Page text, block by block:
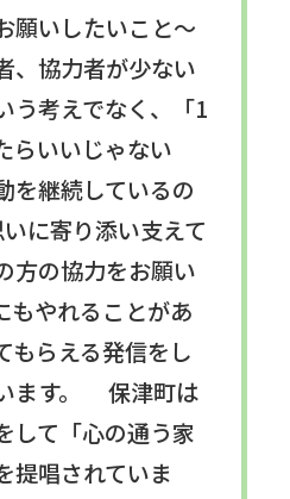
願いしたいこと～
、協力者が少ない
う考えでなく、「1
らいいじゃない
を継続しているの
に寄り添い支えて
方の協力をお願い
もやれることがあ
もらえる発信をし
ます。 保津町は
して「心の通う家
提唱されていま